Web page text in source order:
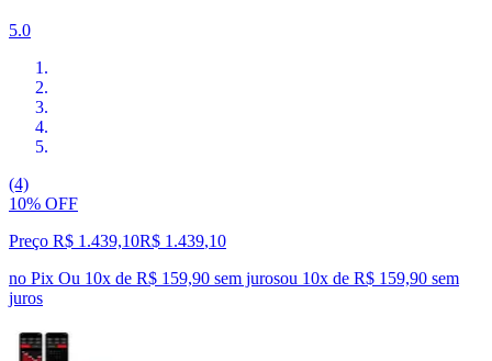
5.0
(4)
10% OFF
Preço R$ 1.439,10R$ 1.439,10
no Pix Ou 10x de R$ 159,90 sem jurosou 10x de R$ 159,90 sem
juros